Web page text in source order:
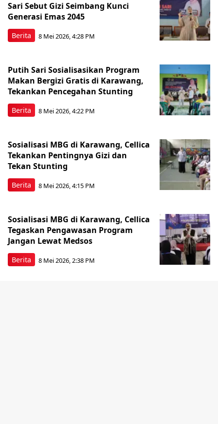
Berita
Sari Sebut Gizi Seimbang Kunci
Generasi Emas 2045
8 Mei 2026, 4:28 PM
Berita
Putih Sari Sosialisasikan Program
Makan Bergizi Gratis di Karawang,
Tekankan Pencegahan Stunting
8 Mei 2026, 4:22 PM
Berita
Sosialisasi MBG di Karawang, Cellica
Tekankan Pentingnya Gizi dan
Tekan Stunting
8 Mei 2026, 4:15 PM
Berita
Sosialisasi MBG di Karawang, Cellica
Tegaskan Pengawasan Program
Jangan Lewat Medsos
8 Mei 2026, 2:38 PM